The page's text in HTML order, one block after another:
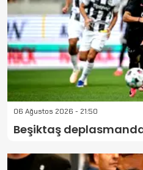
06 Ağustos 2026 - 21:50
Beşiktaş